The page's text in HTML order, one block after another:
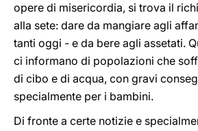
opere di misericordia, si trova il
alla sete: dare da mangiare agli
tanti oggi - e da bere agli assetati.
ci informano di popolazioni che
di cibo e di acqua, con gravi
specialmente per i bambini.
Di fronte a certe notizie e